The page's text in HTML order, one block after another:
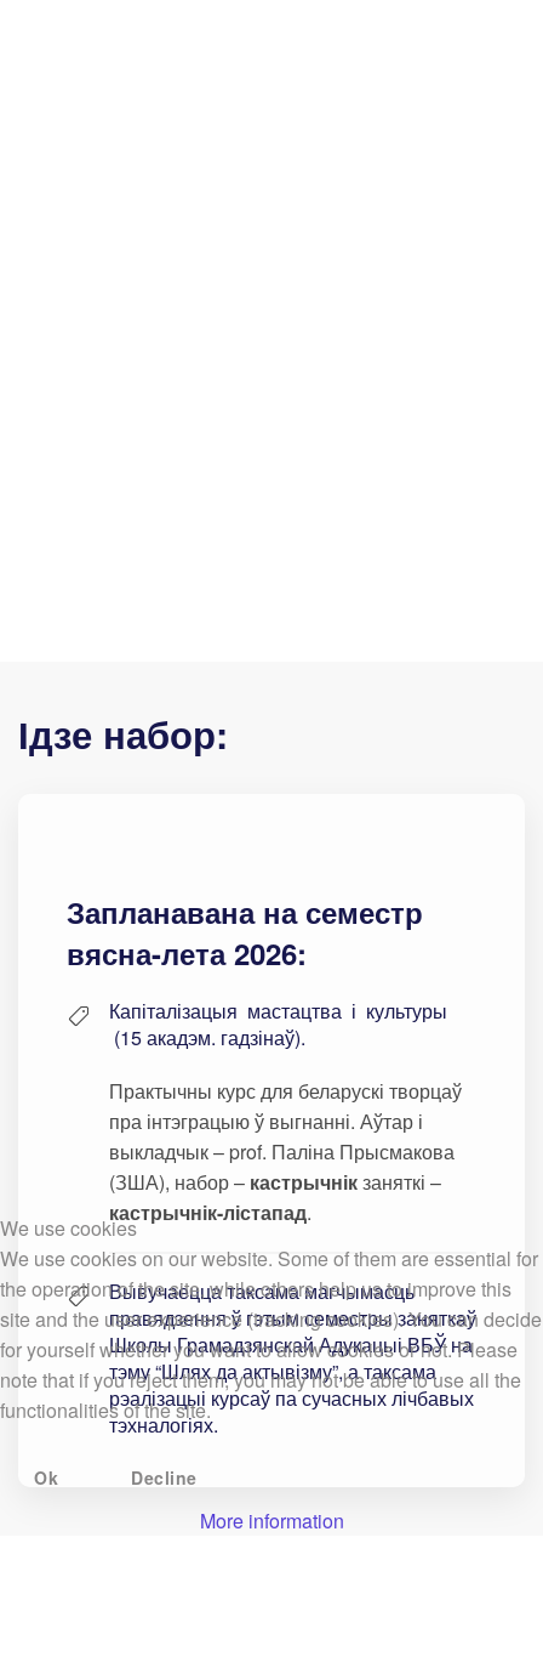
Ідзе набор:
Запланавана на семестр
вясна-лета 2026:
Капіталізацыя мастацтва і культуры
(15 акадэм. гадзінаў).
Практычны курс для беларускі творцаў
пра інтэграцыю ў выгнанні. Аўтар і
выкладчык – prof. Паліна Прысмакова
(ЗША), набор – кастрычнікзаняткі –
кастрычнік-лістапад.
Вывучаецца таксама магчымасць
правядзення ў гэтым семестры заняткаў
Школы Грамадзянскай Адукацыі ВБЎ на
тэму “Шлях да актывізму”, а таксама
рэалізацыі курсаў па сучасных лічбавых
тэхналогіях.
We use cookies
We use cookies on our website. Some of them are essential for
the operation of the site, while others help us to improve this
site and the user experience (tracking cookies). You can decide
for yourself whether you want to allow cookies or not. Please
note that if you reject them, you may not be able to use all the
functionalities of the site.
Ok Decline
More information